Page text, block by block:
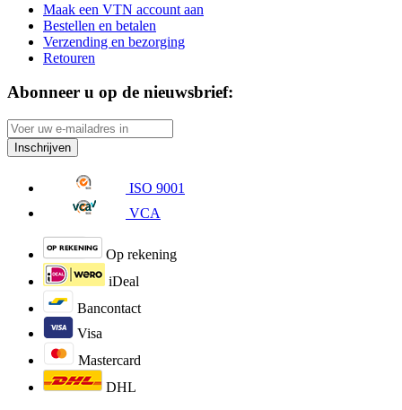
Maak een VTN account aan
Bestellen en betalen
Verzending en bezorging
Retouren
Abonneer u op de nieuwsbrief:
Inschrijven
ISO 9001
VCA
Op rekening
iDeal
Bancontact
Visa
Mastercard
DHL